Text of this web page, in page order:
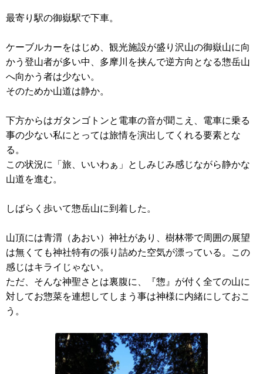
最寄り駅の御嶽駅で下車。
ケーブルカーをはじめ、観光施設が盛り沢山の御嶽山に向
かう登山者が多い中、多摩川を挟んで逆方向となる惣岳山
へ向かう者は少ない。
そのためか山道は静か。
下方からはガタンゴトンと電車の音が聞こえ、電車に乗る
事の少ない私にとっては旅情を演出してくれる要素とな
る。
この状況に「旅、いいわぁ」としみじみ感じながら静かな
山道を進む。
しばらく歩いて惣岳山に到着した。
山頂には青渭（あおい）神社があり、樹林帯で周囲の展望
は無くても神社特有の張り詰めた空気が漂っている。この
感じはキライじゃない。
ただ、そんな神聖さとは裏腹に、『惣』が付く全ての山に
対してお惣菜を連想してしまう事は神様に内緒にしておこ
う。